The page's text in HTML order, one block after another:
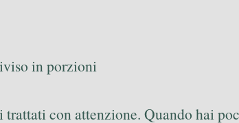
in porzioni
con attenzione. Quando hai